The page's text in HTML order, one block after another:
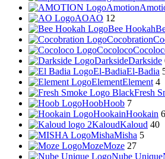
Amotion
AOAO 12
Bee Hookah
Cocobration
Cocoloco
DarksideDarkside
El-BadiaEl-Badia
ElementElement 4
Fresh
HoobHoob 7
HookainHookain 6
KaloudKaloud 40
MishaMisha 5
MozeMoze 27
Nube Unique